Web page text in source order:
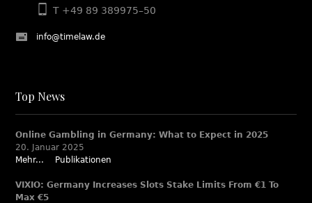
T +49 89 389975–50
info@timelaw.de
Top News
Online Gambling in Germany: What to Expect in 2025
20. Januar 2025
Mehr...
Publikationen
VIXIO: Germany Increases Slots Stake Limits From €1 To
Max €5